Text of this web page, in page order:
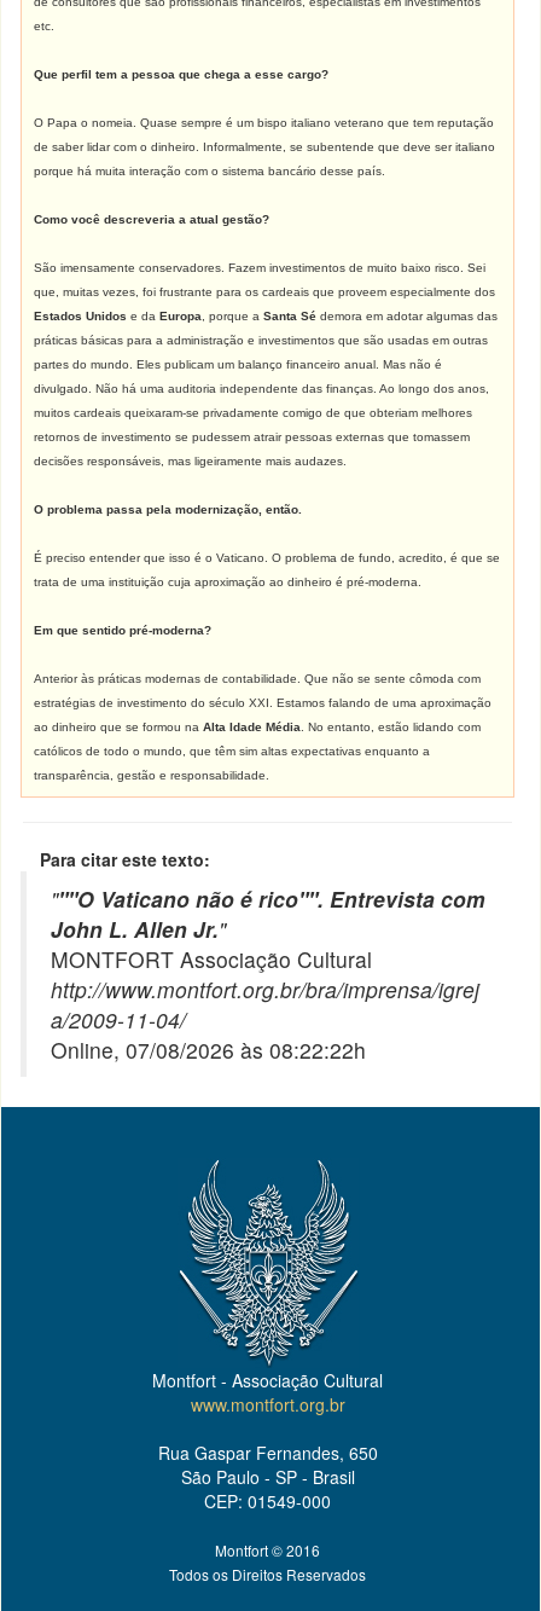
etc.
Que perfil tem a pessoa que chega a esse cargo?
O Papa o nomeia. Quase sempre é um bispo italiano veterano que tem reputação
de saber lidar com o dinheiro. Informalmente, se subentende que deve ser italiano
porque há muita interação com o sistema bancário desse país.
Como você descreveria a atual gestão?
São imensamente conservadores. Fazem investimentos de muito baixo risco. Sei
que, muitas vezes, foi frustrante para os cardeais que proveem especialmente dos
Estados Unidos e daEuropa , porque a Santa Sé demora em adotar algumas das
práticas básicas para a administração e investimentos que são usadas em outras
partes do mundo. Eles publicam um balanço financeiro anual. Mas não é
divulgado. Não há uma auditoria independente das finanças. Ao longo dos anos,
muitos cardeais queixaram-se privadamente comigo de que obteriam melhores
retornos de investimento se pudessem atrair pessoas externas que tomassem
decisões responsáveis, mas ligeiramente mais audazes.
O problema passa pela modernização, então.
É preciso entender que isso é o Vaticano. O problema de fundo, acredito, é que se
trata de uma instituição cuja aproximação ao dinheiro é pré-moderna.
Em que sentido pré-moderna?
Anterior às práticas modernas de contabilidade. Que não se sente cômoda com
estratégias de investimento do século XXI. Estamos falando de uma aproximação
ao dinheiro que se formou naAlta Idade Média
. No entanto, estão lidando com
católicos de todo o mundo, que têm sim altas expectativas enquanto a
transparência, gestão e responsabilidade.
Para citar este texto:
"""O Vaticano não é rico"". Entrevista com
John L. Allen Jr."
MONTFORT Associação Cultural
http://www.montfort.org.br/bra/imprensa/igrej
a/2009-11-04/
Online, 07/08/2026 às 08:22:22h
Montfort - Associação Cultural
www.montfort.org.br
Rua Gaspar Fernandes, 650
São Paulo - SP - Brasil
CEP: 01549-000
Montfort © 2016
Todos os Direitos Reservados